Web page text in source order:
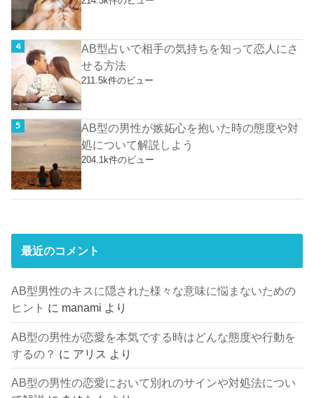
AB型占いで相手の気持ちを知って恋人にさ
せる方法
211.5k件のビュー
AB型の男性が嫉妬心を抱いた時の態度や対
処について解説しよう
204.1k件のビュー
最近のコメント
AB型男性のキスに隠された様々な意味に悩まないための
ヒント に manami より
AB型の男性が恋愛を本気でする時はどんな態度や行動を
するの？ に アリス より
AB型の男性の恋愛において別れのサインや対処法につい